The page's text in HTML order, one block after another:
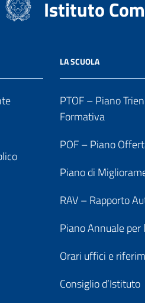
Istituto
LA SCUOLA
PTOF – Piano
Formativa
POF – Piano
Piano di
RAV – Rapporto
Piano Annuale per
Orari uffici e
Consiglio d’Istituto